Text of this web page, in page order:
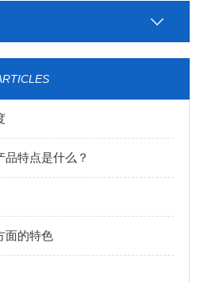
特点是什么？
面的特色